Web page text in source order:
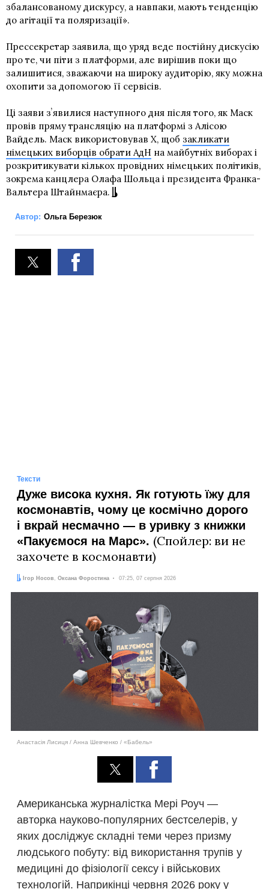
збалансованому дискурсу, а навпаки, мають тенденцію
до агітації та поляризації».
Прессекретар заявила, що уряд веде постійну дискусію
про те, чи піти з платформи, але вирішив поки що
залишитися, зважаючи на широку аудиторію, яку можна
охопити за допомогою її сервісів.
Ці заяви зʼявилися наступного дня після того, як Маск
провів пряму трансляцію на платформі з Алісою
Вайдель. Маск використовував X, щоб закликати
німецьких виборців обрати АдН на майбутніх виборах і
розкритикувати кількох провідних німецьких політиків,
зокрема канцлера Олафа Шольца і президента Франка-
Вальтера Штайнмаєра.
Автор: Ольга Березюк